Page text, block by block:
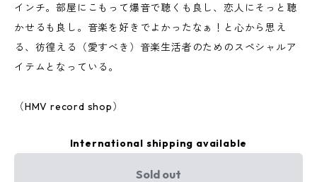
インチ。部屋にこもって爆音で聴くも良し、恋人にそっと聴
かせるも良し。音楽を好きでよかったなぁ！と心から思え
る、彷徨える（愛すべき）音楽生活者のためのスペシャルア
イテムとなっている。
（HMV record shop）
International shipping available
Sold out